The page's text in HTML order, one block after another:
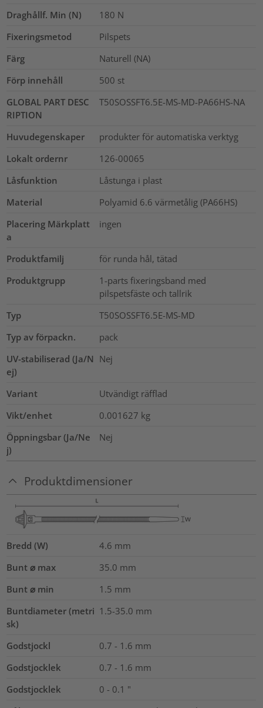
Draghållf. Min (N)
180 N
Fixeringsmetod
Pilspets
Färg
Naturell (NA)
Förp innehåll
500 st
GLOBAL PART DESC
RIPTION
T50SOSSFT6.5E-MS-MD-PA66HS-NA
Huvudegenskaper
produkter för automatiska verktyg
Lokalt ordernr
126-00065
Låsfunktion
Låstunga i plast
Material
Polyamid 6.6 värmetålig (PA66HS)
Placering Märkplatt
a
ingen
Produktfamilj
för runda hål, tätad
Produktgrupp
1-parts fixeringsband med
pilspetsfäste och tallrik
Typ
T50SOSSFT6.5E-MS-MD
Typ av förpackn.
pack
UV-stabiliserad (Ja/N
ej)
Nej
Variant
Utvändigt räfflad
Vikt/enhet
0.001627 kg
Öppningsbar (Ja/Ne
j)
Nej
Produktdimensioner
Bredd (W) 4.6 mm
Bunt ⌀ max
35.0 mm
Bunt ⌀ min
1.5 mm
Buntdiameter (metri
sk)
1.5-35.0 mm
Godstjockl 0.7 - 1.6 mm
Godstjocklek
0.7 - 1.6 mm
Godstjocklek
0 - 0.1 "